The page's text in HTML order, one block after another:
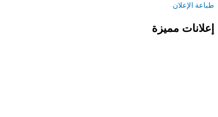
طباعة الإعلان
إعلانات مميزة